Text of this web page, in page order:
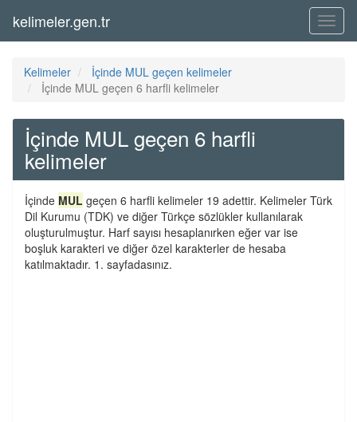
Menü
kelimeler.gen.tr
Kelimeler
İçinde MUL geçen kelimeler
İçinde MUL geçen 6 harfli kelimeler
İçinde MUL geçen 6 harfli
kelimeler
İçinde MUL geçen 6 harfli kelimeler 19 adettir. Kelimeler Türk
Dil Kurumu (TDK) ve diğer Türkçe sözlükler kullanılarak
oluşturulmuştur. Harf sayısı hesaplanırken eğer var ise
boşluk karakteri ve diğer özel karakterler de hesaba
katılmaktadır. 1. sayfadasınız.